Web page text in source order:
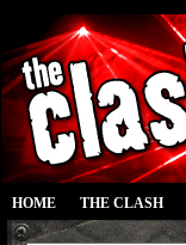
HOME THE CLASH